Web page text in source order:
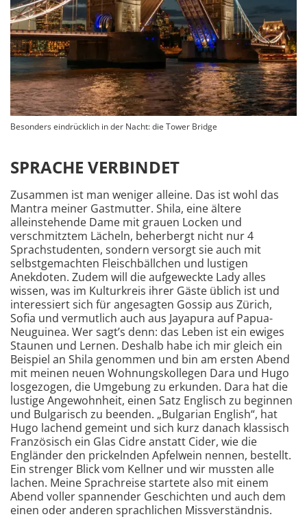
Besonders eindrücklich in der Nacht: die Tower Bridge
SPRACHE VERBINDET
Zusammen ist man weniger alleine. Das ist wohl das
Mantra meiner Gastmutter. Shila, eine ältere
alleinstehende Dame mit grauen Locken und
verschmitztem Lächeln, beherbergt nicht nur 4
Sprachstudenten, sondern versorgt sie auch mit
selbstgemachten Fleischbällchen und lustigen
Anekdoten. Zudem will die aufgeweckte Lady alles
wissen, was im Kulturkreis ihrer Gäste üblich ist und
interessiert sich für angesagten Gossip aus Zürich,
Sofia und vermutlich auch aus Jayapura auf Papua-
Neuguinea. Wer sagt’s denn: das Leben ist ein ewiges
Staunen und Lernen. Deshalb habe ich mir gleich ein
Beispiel an Shila genommen und bin am ersten Abend
mit meinen neuen Wohnungskollegen Dara und Hugo
losgezogen, die Umgebung zu erkunden. Dara hat die
lustige Angewohnheit, einen Satz Englisch zu beginnen
und Bulgarisch zu beenden. „Bulgarian English“, hat
Hugo lachend gemeint und sich kurz danach klassisch
Französisch ein Glas Cidre anstatt Cider, wie die
Engländer den prickelnden Apfelwein nennen, bestellt.
Ein strenger Blick vom Kellner und wir mussten alle
lachen. Meine Sprachreise startete also mit einem
Abend voller spannender Geschichten und auch dem
einen oder anderen sprachlichen Missverständnis.